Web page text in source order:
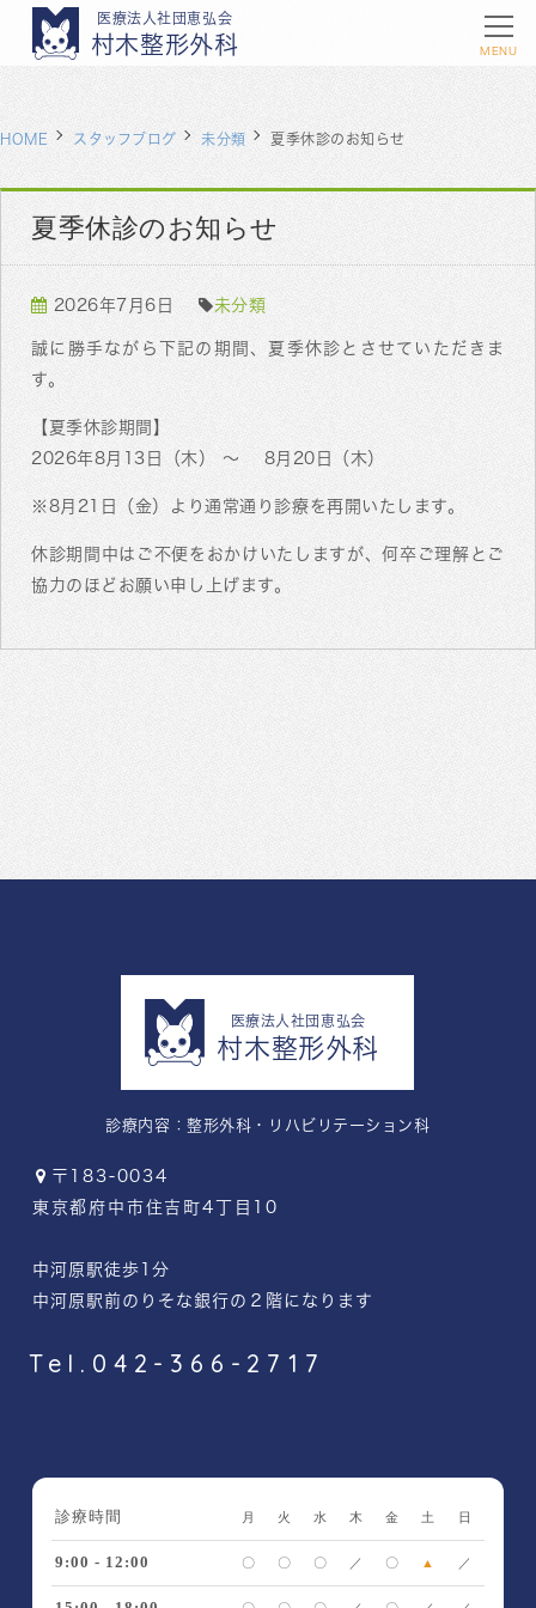
医療法人社団恵弘会
村木整形外科 MENU
HOME スタッフブログ 未分類 夏季休診のお知らせ
夏季休診のお知らせ
2026年7月6日 未分類
誠に勝手ながら下記の期間、夏季休診とさせていただきま
す。
【夏季休診期間】
2026年8月13日（木） ～ 8月20日（木）
※8月21日（金）より通常通り診療を再開いたします。
休診期間中はご不便をおかけいたしますが、何卒ご理解とご
協力のほどお願い申し上げます。
医療法人社団恵弘会
村木整形外科
診療内容：整形外科・リハビリテーション科
〒183-0034
東京都府中市住吉町4丁目10
中河原駅徒歩1分
中河原駅前のりそな銀行の２階になります
Tel.042-366-2717
診療時間 月 火 水 木 金 土 日
9:00 - 12:00 〇 〇 〇 ／ 〇 ▲ ／